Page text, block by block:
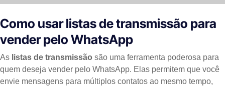
Como usar listas de transmissão para
vender pelo WhatsApp
As listas de transmissão são uma ferramenta poderosa para
quem deseja vender pelo WhatsApp. Elas permitem que você
envie mensagens para múltiplos contatos ao mesmo tempo,